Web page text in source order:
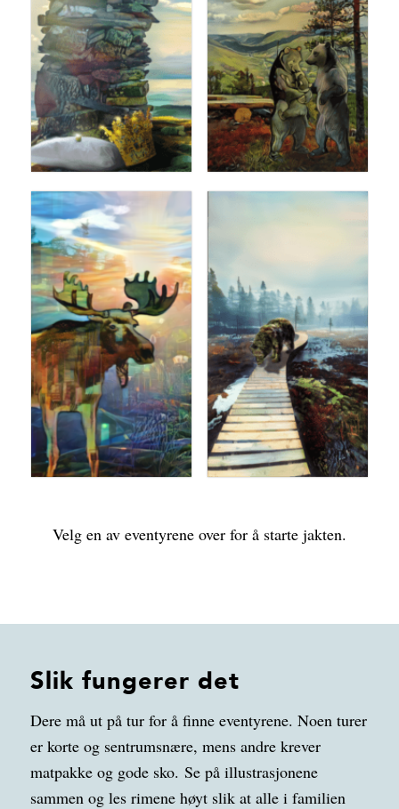
Velg en av eventyrene over for å starte jakten.
Slik fungerer det
Dere må ut på tur for å finne eventyrene. Noen turer
er korte og sentrumsnære, mens andre krever
matpakke og gode sko. Se på illustrasjonene
sammen og les rimene høyt slik at alle i familien